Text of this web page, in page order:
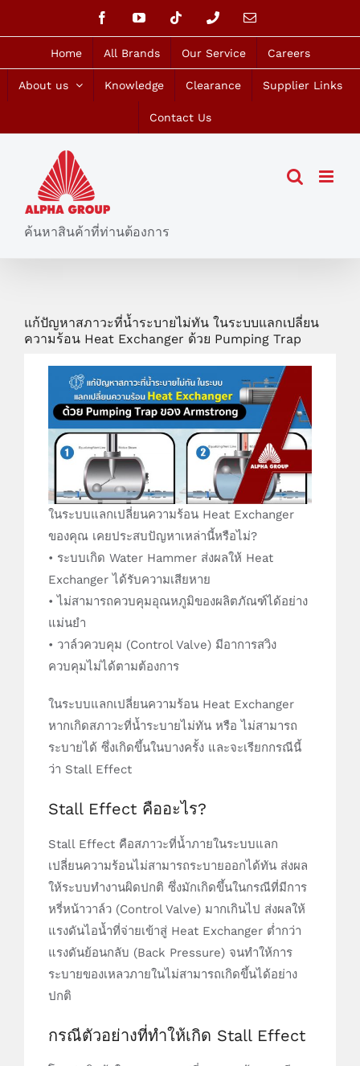
FacebookYouTube Tiktok PhoneEmail
Home All Brands Our Service Careers
About us Knowledge Clearance Supplier Links
Contact Us
ค้นหาสินค้าที่ท่านต้องการ
แก้ปัญหาสภาวะที่น้ำระบายไม่ทัน ในระบบแลกเปลี่ยน
ความร้อน Heat Exchanger ด้วย Pumping Trap
ในระบบแลกเปลี่ยนความร้อน Heat Exchanger
ของคุณ เคยประสบปัญหาเหล่านี้หรือไม่?
• ระบบเกิด Water Hammer ส่งผลให้ Heat
Exchanger ได้รับความเสียหาย
• ไม่สามารถควบคุมอุณหภูมิของผลิตภัณฑ์ได้อย่าง
แม่นยำ
• วาล์วควบคุม (Control Valve) มีอาการสวิง
ควบคุมไม่ได้ตามต้องการ
ในระบบแลกเปลี่ยนความร้อน Heat Exchanger
หากเกิดสภาวะที่น้ำระบายไม่ทัน หรือ ไม่สามารถ
ระบายได้ ซึ่งเกิดขึ้นในบางครั้ง และจะเรียกกรณีนี้
ว่า Stall Effect
Stall Effect คืออะไร?
Stall Effect คือสภาวะที่น้ำภายในระบบแลก
เปลี่ยนความร้อนไม่สามารถระบายออกได้ทัน ส่งผล
ให้ระบบทำงานผิดปกติ ซึ่งมักเกิดขึ้นในกรณีที่มีการ
หรี่หน้าวาล์ว (Control Valve) มากเกินไป ส่งผลให้
แรงดันไอน้ำที่จ่ายเข้าสู่ Heat Exchanger ต่ำกว่า
แรงดันย้อนกลับ (Back Pressure) จนทำให้การ
ระบายของเหลวภายในไม่สามารถเกิดขึ้นได้อย่าง
ปกติ
กรณีตัวอย่างที่ทำให้เกิด Stall Effect